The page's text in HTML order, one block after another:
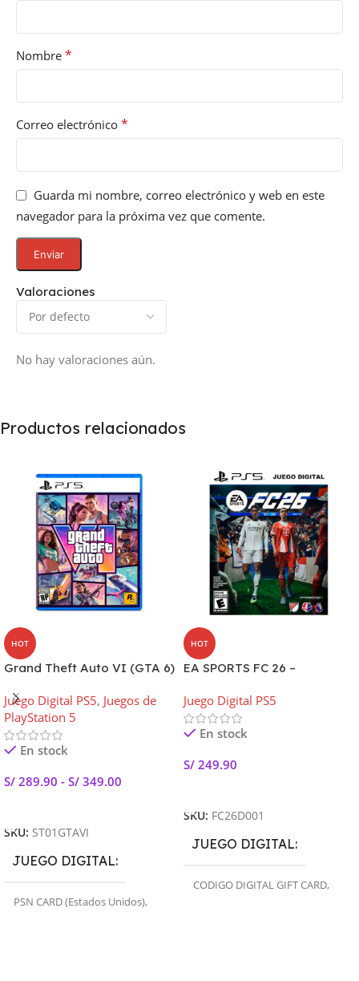
Valoraciones
No hay valoraciones aún.
Nombre *
Correo electrónico *
Guarda mi nombre, correo electrónico y web en este
navegador para la próxima vez que comente.
Productos relacionados
HOT
Grand Theft Auto VI (GTA 6)
LATAM | Preventa
Juego Digital PS5, Juegos de
PlayStation 5
En stock
S/ 289.90 - S/ 349.00
SKU: ST01GTAVI
JUEGO DIGITAL
PSN CARD (Estados Unidos),
HOT
EA SPORTS FC 26 –
Juego Digital PS5
En stock
S/ 249.90
SKU: FC26D001
JUEGO DIGITAL
CODIGO DIGITAL GIFT CARD,